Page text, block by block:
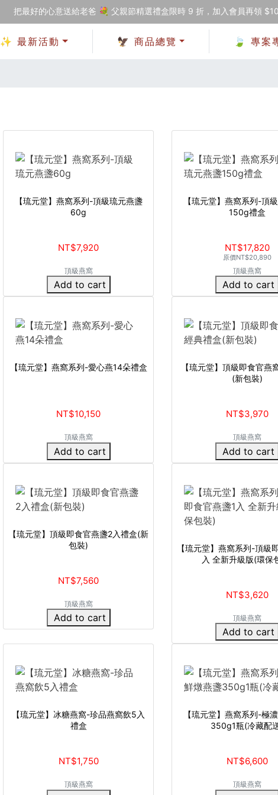
✨ 最新活動 🦅 商品總覽 🍃 專案
把最好的心意送給老爸 💐 父親節精選禮盒限時 9 折，加入會員再領
【琉元堂】燕窩系列-頂級琉元燕盞
60g
NT$7,920
頂級燕窩
Add to cart
【琉元堂】燕窩系列-頂
150g禮盒
NT$17,820
原價NT$20,890
頂級燕窩
Add to cart
【琉元堂】燕窩系列-愛心燕14朵禮盒
NT$10,150
頂級燕窩
Add to cart
【琉元堂】頂級即食官燕
(新包裝)
NT$3,970
頂級燕窩
Add to cart
【琉元堂】頂級即食官燕盞2入禮盒(新
包裝)
NT$7,560
頂級燕窩
Add to cart
【琉元堂】燕窩系列-頂級
入 全新升級版(環保
NT$3,620
頂級燕窩
Add to cart
【琉元堂】冰糖燕窩-珍品燕窩飲5入
禮盒
NT$1,750
頂級燕窩
【琉元堂】燕窩系列-極
350g1瓶(冷藏配
NT$6,600
頂級燕窩